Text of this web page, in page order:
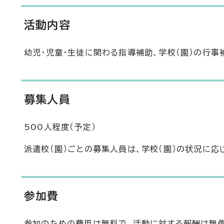
活動内容
幼児・児童・生徒に関わる指導補助、学校（園）の行事
募集人員
500人程度（予定）
派遣校（園）ごとの募集人員は、学校（園）の状況に応
参加費